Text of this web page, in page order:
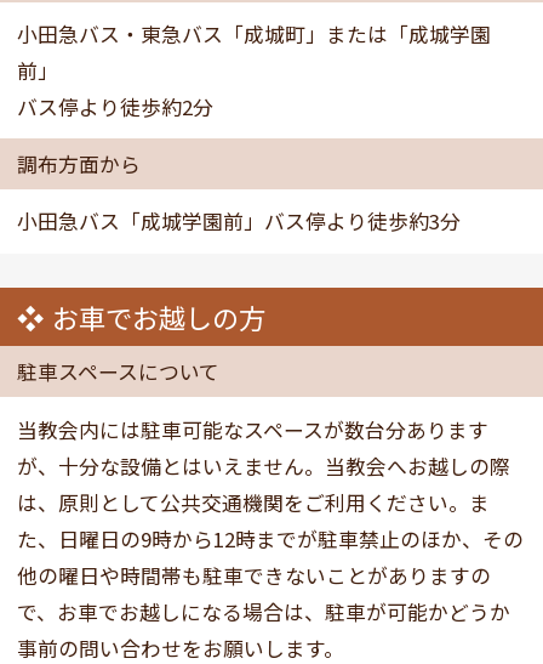
小田急バス・東急バス「成城町」または「成城学園
前」
バス停より徒歩約2分
調布方面から
小田急バス「成城学園前」バス停より徒歩約3分
お車でお越しの方
駐車スペースについて
当教会内には駐車可能なスペースが数台分あります
が、十分な設備とはいえません。当教会へお越しの際
は、原則として公共交通機関をご利用ください。ま
た、日曜日の9時から12時までが駐車禁止のほか、その
他の曜日や時間帯も駐車できないことがありますの
で、お車でお越しになる場合は、駐車が可能かどうか
事前の問い合わせをお願いします。